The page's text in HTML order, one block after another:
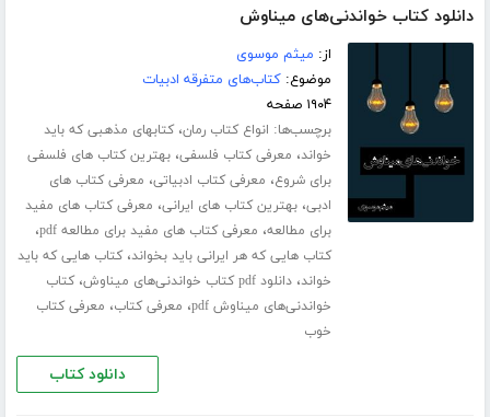
دانلود کتاب خواندنی‌های میناوش
از: میثم موسوی
موضوع:کتاب‌های متفرقه ادبیات
۱۹۰۴ صفحه
برچسب‌ها: انواع کتاب رمان،کتابهای مذهبی که باید
خواند، معرفی کتاب فلسفی،بهترین کتاب های فلسفی
برای شروع، معرفی کتاب ادبیاتی، معرفی کتاب های
ادبی،بهترین کتاب های ایرانی، معرفی کتاب های مفید
برای مطالعه، معرفی کتاب های مفید برای مطالعه pdf ،
کتاب هایی که هر ایرانی باید بخواند،کتاب هایی که باید
خواند،دانلود pdf کتاب خواندنی‌های میناوش ،کتاب
خواندنی‌های میناوش pdf
، معرفی کتاب، معرفی کتاب
خوب
دانلود کتاب